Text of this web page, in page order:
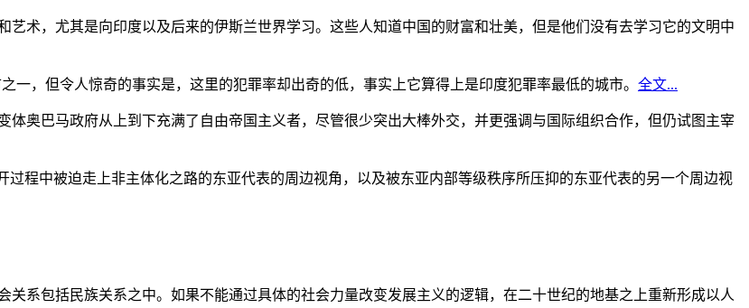
艺术，尤其是向印度以及后来的伊斯兰世界学习。这些人知道中国的财富和壮美，但是他们没有去学习它的文明中
一，但令人惊奇的事实是，这里的犯罪率却出奇的低，事实上它算得上是印度犯罪率最低的城市。 全文...
体奥巴马政府从上到下充满了自由帝国主义者，尽管很少突出大棒外交，并更强调与国际组织合作，但仍试图主宰
过程中被迫走上非主体化之路的东亚代表的周边视角，以及被东亚内部等级秩序所压抑的东亚代表的另一个周边视
关系包括民族关系之中。如果不能通过具体的社会力量改变发展主义的逻辑，在二十世纪的地基之上重新形成以人